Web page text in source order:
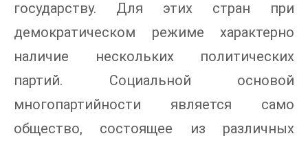
государству. Для этих стран при
демократическом режиме характерно
наличие нескольких политических
партий. Социальной основой
многопартийности является само
общество, состоящее из различных